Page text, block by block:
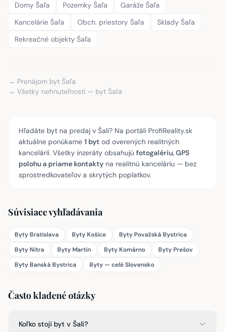
Domy Šaľa Pozemky Šaľa
Garáže Šaľa
Kancelárie Šaľa
Obch. priestory Šaľa
Sklady Šaľa
Rekreačné objekty Šaľa
→ Prenájom byt Šaľa
→ Všetky nehnuteľnosti — byt Šaľa
Hľadáte byt na predaj v Šali? Na portáli ProfiReality.sk
aktuálne ponúkame 1 byt od overených realitných
kancelárií. Všetky inzeráty obsahujú fotogalériu, GPS
polohu a priame kontakty na realitnú kanceláriu — bez
sprostredkovateľov a skrytých poplatkov.
Súvisiace vyhľadávania
Byty Bratislava Byty Košice
Byty Považská Bystrica
Byty Nitra
Byty Martin Byty Komárno
Byty Prešov
Byty Banská Bystrica
Byty — celé Slovensko
Často kladené otázky
Koľko stojí byt v Šali?